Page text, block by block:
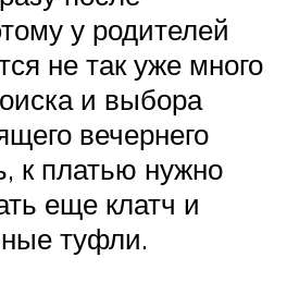
у родителей
не так уже много
и выбора
вечернего
к платью нужно
еще клатч и
туфли.